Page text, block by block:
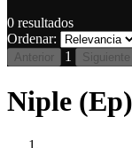
0 resultados
Ordenar:
Anterior 1 Siguiente
Niple